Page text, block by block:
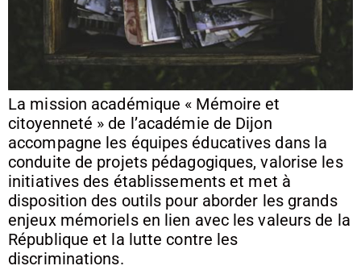
La mission académique « Mémoire et
citoyenneté » de l’académie de Dijon
accompagne les équipes éducatives dans la
conduite de projets pédagogiques, valorise les
initiatives des établissements et met à
disposition des outils pour aborder les grands
enjeux mémoriels en lien avec les valeurs de la
République et la lutte contre les
discriminations.